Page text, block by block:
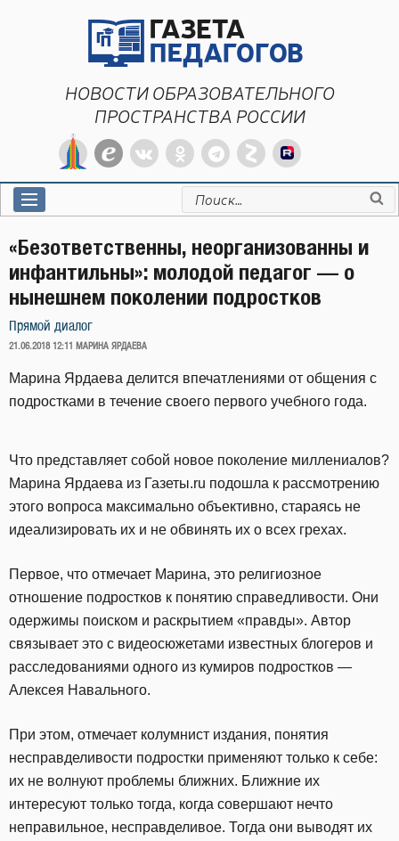
НОВОСТИ ОБРАЗОВАТЕЛЬНОГО
ПРОСТРАНСТВА РОССИИ
Искать:
«Безответственны, неорганизованны и
инфантильны»: молодой педагог — о
нынешнем поколении подростков
Прямой диалог
ОПУБЛИКОВАНО
21.06.2018 12:11 МАРИНА ЯРДАЕВА
Марина Ярдаева делится впечатлениями от общения с
подростками в течение своего первого учебного года.
Что представляет собой новое поколение миллениалов?
Марина Ярдаева из Газеты.ru подошла к рассмотрению
этого вопроса максимально объективно, стараясь не
идеализировать их и не обвинять их о всех грехах.
Первое, что отмечает Марина, это религиозное
отношение подростков к понятию справедливости. Они
одержимы поиском и раскрытием «правды». Автор
связывает это с видеосюжетами известных блогеров и
расследованиями одного из кумиров подростков —
Алексея Навального.
При этом, отмечает колумнист издания, понятия
несправделивости подростки применяют только к себе:
их не волнуют проблемы ближних. Ближние их
интересуют только тогда, когда совершают нечто
неправильное, несправделивое. Тогда они выводят их